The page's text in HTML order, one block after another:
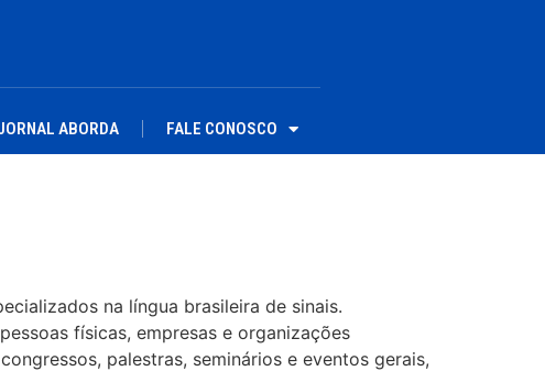
ABORDA FALE CONOSCO
na língua brasileira de sinais.
físicas, empresas e organizações
palestras, seminários e eventos gerais,